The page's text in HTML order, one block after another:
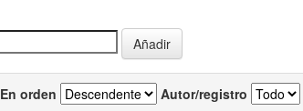
En orden Autor/registro